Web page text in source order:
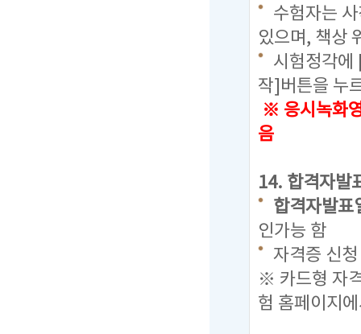
수험자는
있으며, 책상
시험정각에
작]버튼을 누
※ 응시녹화
음
14. 합격자발
합격자발
인가능 함
자격증 신
※ 카드형 자
험 홈페이지